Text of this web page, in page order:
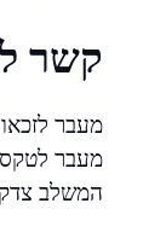
קשר
מעבר
מעבר
המשלב צדק